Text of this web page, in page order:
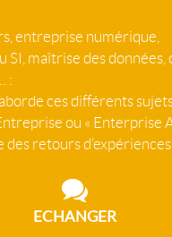
entreprise numérique,
SI, maîtrise des
:
ces différents
ou « Enterprise
des retours d’expériences.
ECHANGER